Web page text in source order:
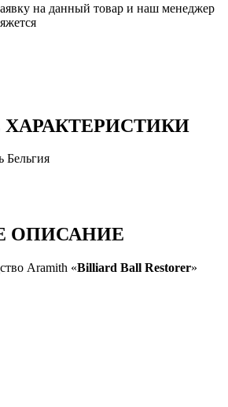
на данный товар и наш менеджер
Бельгия
ОПИСАНИЕ
Aramith «Billiard Ball Restorer»